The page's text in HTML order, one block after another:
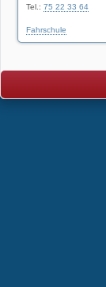
Tel.: 75 22 33 64
Fahrschule